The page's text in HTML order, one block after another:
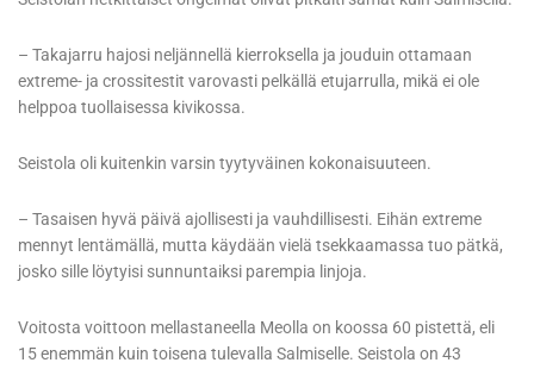
– Takajarru hajosi neljännellä kierroksella ja jouduin ottamaan
extreme- ja crossitestit varovasti pelkällä etujarrulla, mikä ei ole
helppoa tuollaisessa kivikossa.
Seistola oli kuitenkin varsin tyytyväinen kokonaisuuteen.
– Tasaisen hyvä päivä ajollisesti ja vauhdillisesti. Eihän extreme
mennyt lentämällä, mutta käydään vielä tsekkaamassa tuo pätkä,
josko sille löytyisi sunnuntaiksi parempia linjoja.
Voitosta voittoon mellastaneella Meolla on koossa 60 pistettä, eli
15 enemmän kuin toisena tulevalla Salmiselle. Seistola on 43